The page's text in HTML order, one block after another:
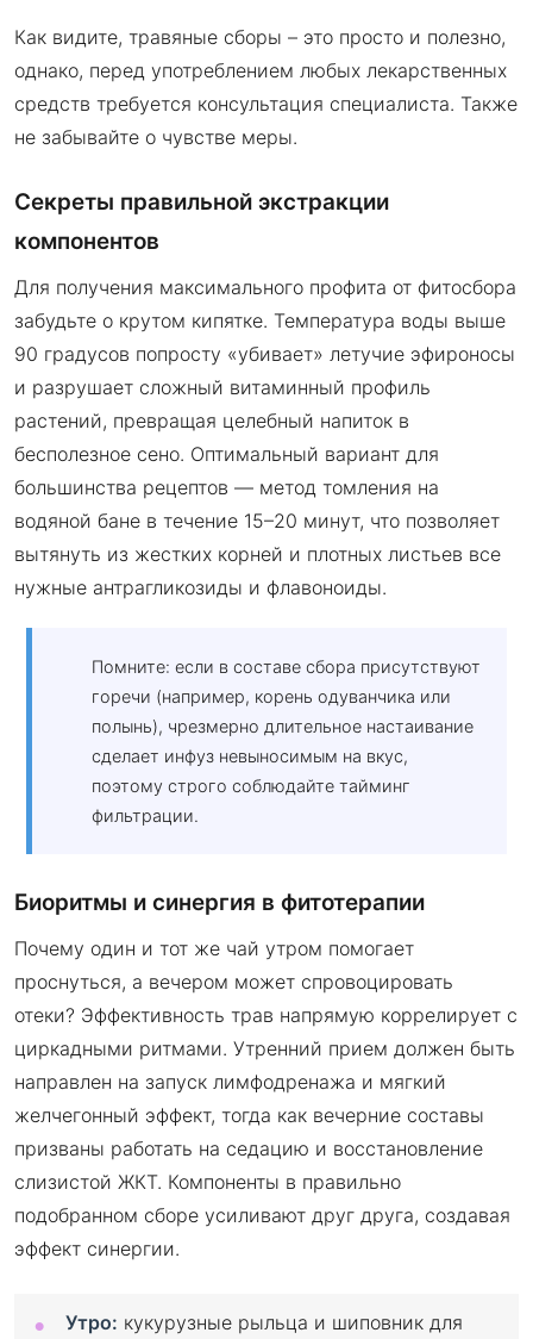
Как видите, травяные сборы – это просто и полезно,
однако, перед употреблением любых лекарственных
средств требуется консультация специалиста. Также
не забывайте о чувстве меры.
Секреты правильной экстракции
компонентов
Для получения максимального профита от фитосбора
забудьте о крутом кипятке. Температура воды выше
90 градусов попросту «убивает» летучие эфироносы
и разрушает сложный витаминный профиль
растений, превращая целебный напиток в
бесполезное сено. Оптимальный вариант для
большинства рецептов — метод томления на
водяной бане в течение 15–20 минут, что позволяет
вытянуть из жестких корней и плотных листьев все
нужные антрагликозиды и флавоноиды.
Помните: если в составе сбора присутствуют
горечи (например, корень одуванчика или
полынь), чрезмерно длительное настаивание
сделает инфуз невыносимым на вкус,
поэтому строго соблюдайте тайминг
фильтрации.
Биоритмы и синергия в фитотерапии
Почему один и тот же чай утром помогает
проснуться, а вечером может спровоцировать
отеки? Эффективность трав напрямую коррелирует с
циркадными ритмами. Утренний прием должен быть
направлен на запуск лимфодренажа и мягкий
желчегонный эффект, тогда как вечерние составы
призваны работать на седацию и восстановление
слизистой ЖКТ. Компоненты в правильно
подобранном сборе усиливают друг друга, создавая
эффект синергии.
Утро: кукурузные рыльца и шиповник для